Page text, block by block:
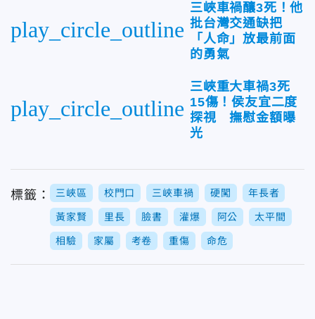
play_circle_outline
三峽車禍釀3死！他
批台灣交通缺把
「人命」放最前面
的勇氣
play_circle_outline
三峽重大車禍3死
15傷！侯友宜二度
探視 撫慰金額曝
光
標籤： 三峽區 校門口 三峽車禍 硬闖 年長者
黃家賢 里長 臉書 灌爆 阿公 太平間
相驗 家屬 考卷 重傷 命危